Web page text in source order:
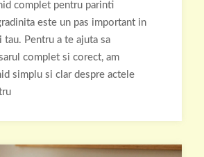
complet pentru parinti
este un pas important in
Pentru a te ajuta sa
complet si corect, am
simplu si clar despre actele